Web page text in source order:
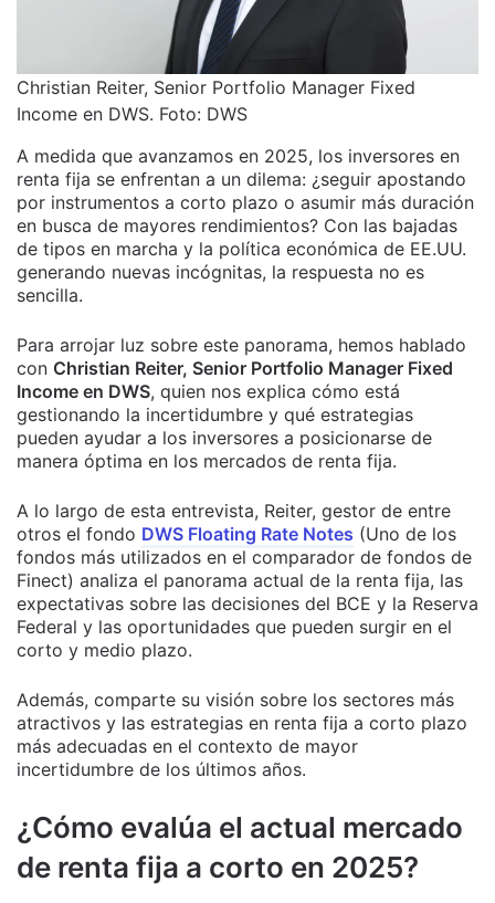
Christian Reiter, Senior Portfolio Manager Fixed
Income en DWS. Foto: DWS
A medida que avanzamos en 2025, los inversores en
renta fija se enfrentan a un dilema: ¿seguir apostando
por instrumentos a corto plazo o asumir más duración
en busca de mayores rendimientos? Con las bajadas
de tipos en marcha y la política económica de EE.UU.
generando nuevas incógnitas, la respuesta no es
sencilla.
Para arrojar luz sobre este panorama, hemos hablado
con Christian Reiter, Senior Portfolio Manager Fixed
Income en DWS, quien nos explica cómo está
gestionando la incertidumbre y qué estrategias
pueden ayudar a los inversores a posicionarse de
manera óptima en los mercados de renta fija.
A lo largo de esta entrevista, Reiter, gestor de entre
otros el fondo DWS Floating Rate Notes (Uno de los
fondos más utilizados en el comparador de fondos de
Finect) analiza el panorama actual de la renta fija, las
expectativas sobre las decisiones del BCE y la Reserva
Federal y las oportunidades que pueden surgir en el
corto y medio plazo.
Además, comparte su visión sobre los sectores más
atractivos y las estrategias en renta fija a corto plazo
más adecuadas en el contexto de mayor
incertidumbre de los últimos años.
¿Cómo evalúa el actual mercado
de renta fija a corto en 2025?